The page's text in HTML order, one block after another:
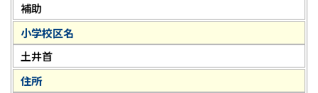
補助
小学校区名
土井首
住所